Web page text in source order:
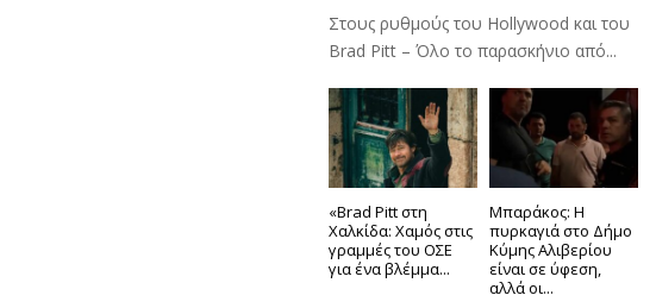
Στους ρυθμούς του Hollywood και του
Brad Pitt – Όλο το παρασκήνιο από...
«Brad Pitt στη
Χαλκίδα: Χαμός στις
γραμμές του ΟΣΕ
για ένα βλέμμα...
Μπαράκος: Η
πυρκαγιά στο Δήμο
Κύμης Αλιβερίου
είναι σε ύφεση,
αλλά οι...